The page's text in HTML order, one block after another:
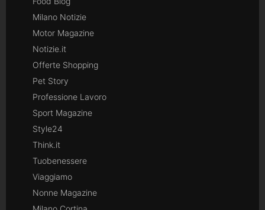
Milano Notizie
Motor Magazine
Notizie.it
Offerte Shopping
Pet Story
Professione Lavoro
Sport Magazine
Style24
Think.it
Tuobenessere
Viaggiamo
Nonne Magazine